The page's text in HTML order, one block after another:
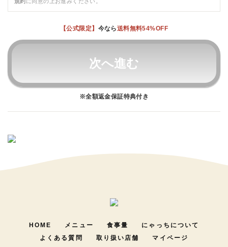
【公式限定】 今なら送料無料54%OFF
次へ進む
※全額返金保証特典付き
HOME メニュー 食事量
にゃっちについて
よくある質問
取り扱い店舗 マイページ